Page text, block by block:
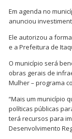
Em agenda no
anunciou
Ele autorizou a
e a Prefeitura de
O município será
obras gerais de
Mulher – programa
“Mais um município
políticas públicas
terá recursos para
Desenvolvimento